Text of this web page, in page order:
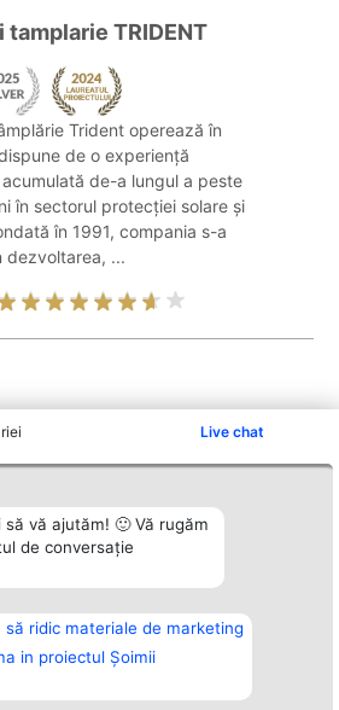
Live chat
vă ajutăm! 🙂 Vă rugăm
de conversație
ridic materiale de marketing
in proiectul Șoimii
tamplarie TRIDENT
Trident operează în
de o experiență
de-a lungul a peste
în sectorul protecției solare și
în 1991, compania s-a
dezvoltarea, ...
zonă
Plebiscyt
Reguli
Statut
Politica de
confidențialitate